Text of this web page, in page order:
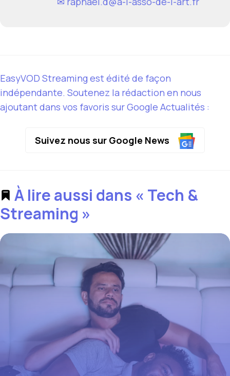
EasyVOD Streaming est édité de façon
indépendante. Soutenez la rédaction en nous
ajoutant dans vos favoris sur Google Actualités :
Suivez nous sur Google News
À lire aussi dans « Tech &
Streaming »